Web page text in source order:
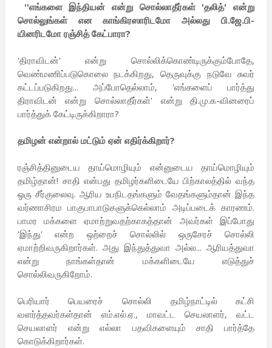
''எங்களை இந்தியன் என்று சொல்லாதீர்கள் 'தலித்' என்று
சொல்லுங்கள் என காங்கிரஸாரிடமோ அல்லது பி.ஜே.பி-
யினரிடமோ ரஞ்சித் கேட்பாரா?
'திராவிடன்' என்று சொல்லிக்கொண்டிருக்கும்போதே,
வெண்மணிப்படுகொலை நடக்கிறது, தெருவுக்கு நடுவே சுவர்
கட்டப்படுகிறது... அப்போதெல்லாம், 'எங்களைப் பார்த்து
திராவிடன் என்று சொல்லாதீர்கள்' என்று தி.மு.க-வினரைப்
பார்த்துக் கேட்டிருக்கிறாரா?
தமிழன் என்றால் மட்டும் ஏன் எதிர்க்கிறார்?
ரஞ்சித்தினுடைய தாய்மொழியும் என்னுடைய தாய்மொழியும்
தமிழ்தான்! சாதி என்பது தமிழர்களிடையே பிற்காலத்தில் வந்த
ஒரு சீர்குலைவு. ஆரிய உபநிடதங்களும் வேதங்களும்தான் இந்த
வர்ணாசிரம பாகுபாபாடுகளுக்கெல்லாம் அடிப்படைக் காரணம்.
பாமர மக்களை ஏமாற்றுவதற்காகத்தான் அவர்கள் இப்போது
'இந்து' என்ற ஒற்றைச் சொல்லில் ஒருசேரச் சொல்லி
ஏமாற்றிவருகிறார்கள். அது இந்துத்துவா அல்ல... ஆரியத்துவா
என்று நாங்கள்தான் மக்களிடையே எடுத்துச்
சொல்லிவருகிறோம்.
பெரியார் பெயரைச் சொல்லி தமிழ்நாட்டில் கட்சி
வளர்த்தவர்கள்தான் எம்.எல்.ஏ., மாவட்ட செயலாளர், வட்ட
செயலாளர் என்று எல்லா பதவிகளையும் சாதி பார்த்தே
கொடுக்கிறார்கள்.